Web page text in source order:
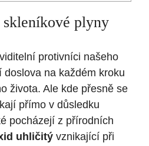
plyny
protivníci našeho
doslova na každém kroku
života. Ale kde přesně se
přímo v důsledku
pocházejí z přírodních
uhličitý vznikající při